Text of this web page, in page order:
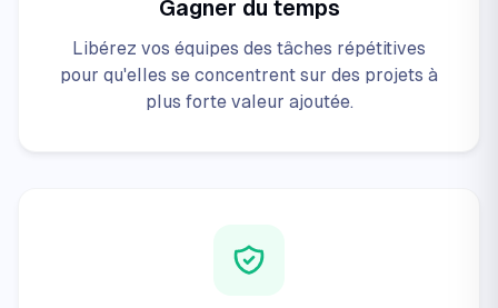
Gagner du temps
Libérez vos équipes des tâches répétitives
pour qu'elles se concentrent sur des projets à
plus forte valeur ajoutée.